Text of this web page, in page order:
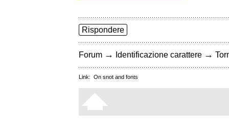
Rispondere
Forum → Identificazione carattere →
Link: On snot and fonts